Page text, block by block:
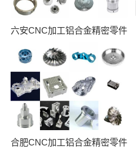
六安CNC加工铝合金精密零件
合肥CNC加工铝合金精密零件